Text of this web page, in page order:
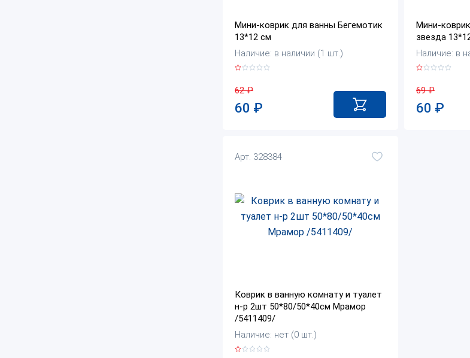
Мини-коврик для ванны Бегемотик
13*12 см
Наличие: в наличии (1 шт.)
62₽
60 ₽
Мини-
звезда
Наличие: в
69₽
60 ₽
Арт. 328384
Коврик в ванную комнату и туалет
н-р 2шт 50*80/50*40см Мрамор
/5411409/
Наличие: нет (0 шт.)